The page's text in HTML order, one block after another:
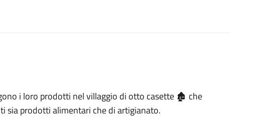
i loro prodotti nel villaggio di otto casette 🏚️ che
sia prodotti alimentari che di artigianato.